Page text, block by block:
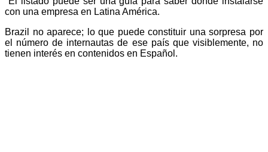
con una empresa en Latina América.
Brazil no aparece; lo que puede constituir una sorpresa por
el número de internautas de ese país que visiblemente, no
tienen interés en contenidos en Español.